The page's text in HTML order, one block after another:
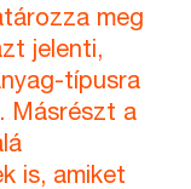
meg
jelenti,
típusra
Másrészt a
is, amiket